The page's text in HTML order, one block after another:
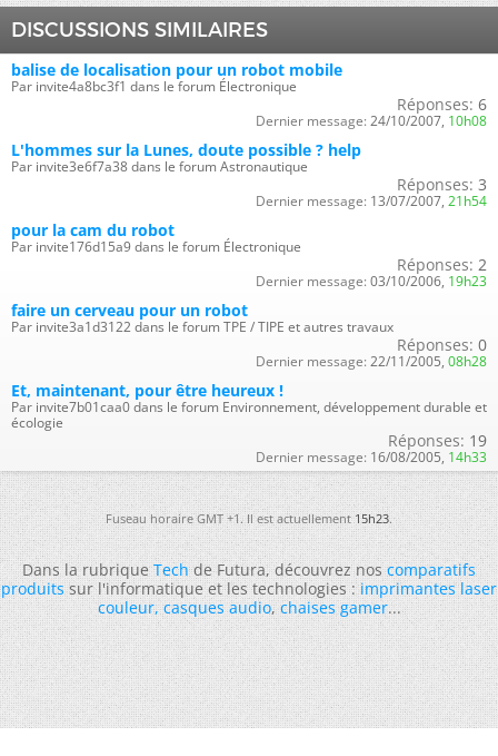
DISCUSSIONS SIMILAIRES
balise de localisation pour un robot mobile
Par invite4a8bc3f1 dans le forum Électronique
Réponses: 6
Dernier message: 24/10/2007, 10h08
L'hommes sur la Lunes, doute possible ? help
Par invite3e6f7a38 dans le forum Astronautique
Réponses: 3
Dernier message: 13/07/2007, 21h54
pour la cam du robot
Par invite176d15a9 dans le forum Électronique
Réponses: 2
Dernier message: 03/10/2006, 19h23
faire un cerveau pour un robot
Par invite3a1d3122 dans le forum TPE / TIPE et autres travaux
Réponses: 0
Dernier message: 22/11/2005, 08h28
Et, maintenant, pour être heureux !
Par invite7b01caa0 dans le forum Environnement, développement durable et
écologie
Réponses: 19
Dernier message: 16/08/2005, 14h33
Fuseau horaire GMT +1. Il est actuellement15h23.
Dans la rubriqueTechde Futura, découvrez noscomparatifs
produitssur l'informatique et les technologies :imprimantes laser
couleur,casques audio,chaises gamer...